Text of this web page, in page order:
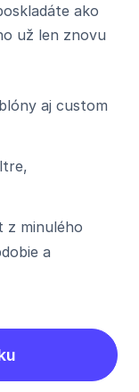
ako
už len znovu
aj custom
z minulého
a